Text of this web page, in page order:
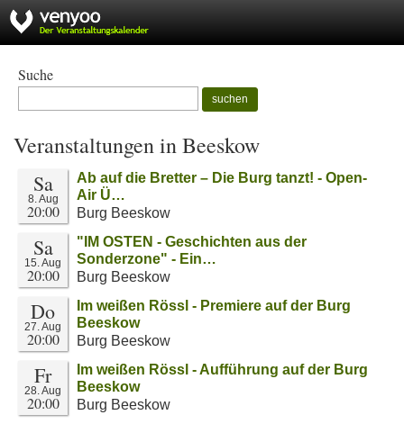
Suche
suchen
Veranstaltungen in Beeskow
Sa
8. Aug
20:00
Ab auf die Bretter – Die Burg tanzt! - Open-
Air Ü…
Burg Beeskow
Sa
15. Aug
20:00
"IM OSTEN - Geschichten aus der
Sonderzone" - Ein…
Burg Beeskow
Do
27. Aug
20:00
Im weißen Rössl - Premiere auf der Burg
Beeskow
Burg Beeskow
Fr
28. Aug
20:00
Im weißen Rössl - Aufführung auf der Burg
Beeskow
Burg Beeskow